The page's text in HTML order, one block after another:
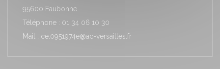
95600 Eaubonne
Téléphone : 01 34 06 10 30
Mail : ce.0951974e@ac-versailles.fr